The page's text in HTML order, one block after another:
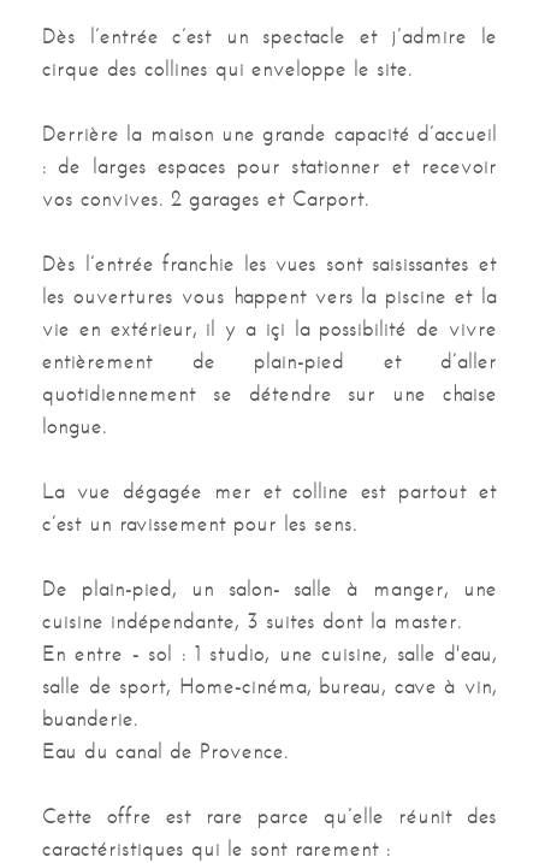
Cave à vin Oui
Volets électriques
Portail électrique Oui
Nombre d'étages
Type cuisine Indépendante
Nature chauffage Pompe à chaleur
Nombre de salles de bains
Nombre de salles d'eau
Nombre de parking intérieurs
Nombre de caves
Nombre terrasses
Dès l’entrée c’est un spectacle et j’admire le
cirque des collines qui enveloppe le site.
Derrière la maison une grande capacité d’accueil
: de larges espaces pour stationner et recevoir
vos convives. 2 garages et Carport.
Dès l’entrée franchie les vues sont saisissantes et
les ouvertures vous happent vers la piscine et la
vie en extérieur, il y a içi la possibilité de vivre
entièrement de plain-pied et d’aller
quotidiennement se détendre sur une chaise
longue.
La vue dégagée mer et colline est partout et
c’est un ravissement pour les sens.
De plain-pied, un salon- salle à manger, une
cuisine indépendante, 3 suites dont la master.
En entre - sol : 1 studio, une cuisine, salle d'eau,
salle de sport, Home-cinéma, bureau, cave à vin,
buanderie.
Eau du canal de Provence.
Cette offre est rare parce qu’elle réunit des
caractéristiques qui le sont rarement :